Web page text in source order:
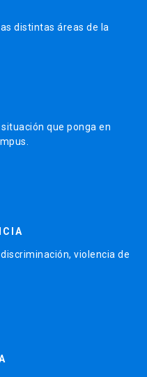
distintas áreas de la
que ponga en
violencia de